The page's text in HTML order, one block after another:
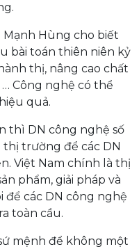
Mạnh Hùng cho biết
bài toán thiên niên kỷ
thị, nâng cao chất
Công nghệ có thể
quả.
thì DN công nghệ số
thị trường để các DN
Việt Nam chính là thị
phẩm, giải pháp và
để các DN công nghệ
toàn cầu.
mệnh để không một